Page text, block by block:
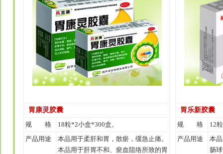
胃康灵胶囊
规 格
18粒*2小盒*300盒。
产品用途
本品用于柔肝和胃，散瘀，缓急止痛。
本品用于肝胃不和、瘀血阻络所致的胃
胃乐新胶囊
规 格
12
产品用途
本
肠